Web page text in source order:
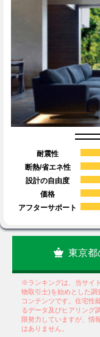
耐震性
断熱/省エネ性
設計の自由度
価格
アフターサポート
東京都
※ランキングは、当サイ
物取引士)を始めとした
コンテンツです。住宅性
るデータ及びヒアリング
限努力していますが、情
はありません。